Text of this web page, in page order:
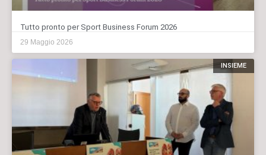
Tutto pronto per Sport Business Forum 2026
29 Maggio 2026
INSIEME